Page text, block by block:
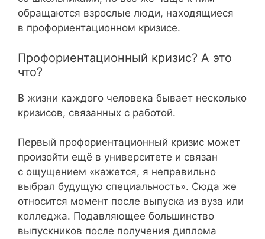
обращаются взрослые люди, находящиеся
в профориентационном кризисе.
Профориентационный кризис? А это
что?
В жизни каждого человека бывает несколько
кризисов, связанных с работой.
Первый профориентационный кризис может
произойти ещё в университете и связан
с ощущением «кажется, я неправильно
выбрал будущую специальность». Сюда же
относится момент после выпуска из вуза или
колледжа. Подавляющее большинство
выпускников после получения диплома